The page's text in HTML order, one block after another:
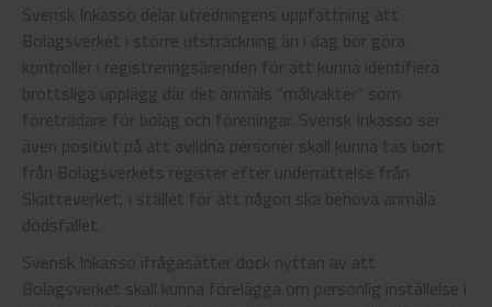
Svensk Inkasso delar utredningens uppfattning att
Bolagsverket i större utsträckning än i dag bör göra
kontroller i registreringsärenden för att kunna identifiera
brottsliga upplägg där det anmäls ”målvakter” som
företrädare för bolag och föreningar. Svensk Inkasso ser
även positivt på att avlidna personer skall kunna tas bort
från Bolagsverkets register efter underrättelse från
Skatteverket, i stället för att någon ska behöva anmäla
dödsfallet.
Svensk Inkasso ifrågasätter dock nyttan av att
Bolagsverket skall kunna förelägga om personlig inställelse i